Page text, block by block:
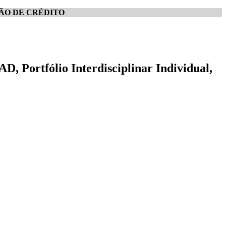
DE CRÉDITO
Portfólio Interdisciplinar Individual,